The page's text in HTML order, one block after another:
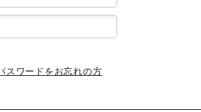
スワードをお忘れの方